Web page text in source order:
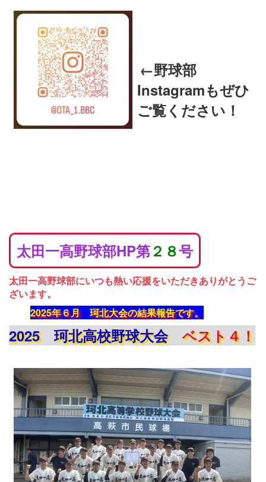
←野球部
Instagramもぜひ
ご覧ください！
太田一高野球部HP第２８号
太田一高野球部にいつも熱い応援をいただきありがとうご
ざいます。
2025年６月 珂北大会の結果報告です。
2025 珂北高校野球大会 ベスト４！